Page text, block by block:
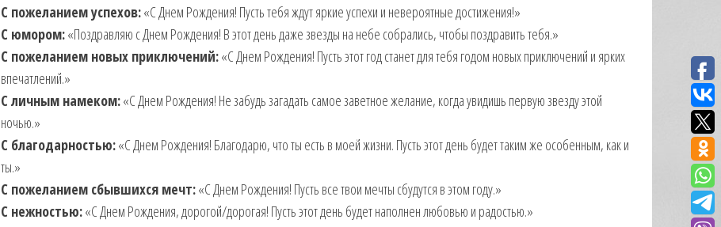
С пожеланием успехов:«С Днем Рождения! Пусть тебя ждут яркие успехи и невероятные достижения!»
С юмором:«Поздравляю с Днем Рождения! В этот день даже звезды на небе собрались, чтобы поздравить тебя.»
С пожеланием новых приключений:«С Днем Рождения! Пусть этот год станет для тебя годом новых приключений и ярких
впечатлений.»
С личным намеком:«С Днем Рождения! Не забудь загадать самое заветное желание, когда увидишь первую звезду этой
ночью.»
С благодарностью:«С Днем Рождения! Благодарю, что ты есть в моей жизни. Пусть этот день будет таким же особенным, как и
ты.»
С пожеланием сбывшихся мечт:«С Днем Рождения! Пусть все твои мечты сбудутся в этом году.»
С нежностью:«С Днем Рождения, дорогой/дорогая! Пусть этот день будет наполнен любовью и радостью.»